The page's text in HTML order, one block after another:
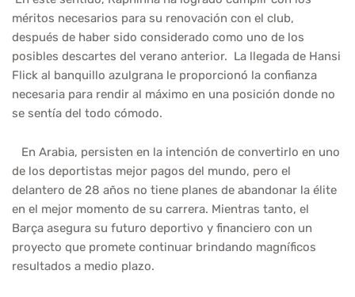
méritos necesarios para su renovación con el club,
después de haber sido considerado como uno de los
posibles descartes del verano anterior. La llegada de Hansi
Flick al banquillo azulgrana le proporcionó la confianza
necesaria para rendir al máximo en una posición donde no
se sentía del todo cómodo.
En Arabia, persisten en la intención de convertirlo en uno
de los deportistas mejor pagos del mundo, pero el
delantero de 28 años no tiene planes de abandonar la élite
en el mejor momento de su carrera. Mientras tanto, el
Barça asegura su futuro deportivo y financiero con un
proyecto que promete continuar brindando magníficos
resultados a medio plazo.